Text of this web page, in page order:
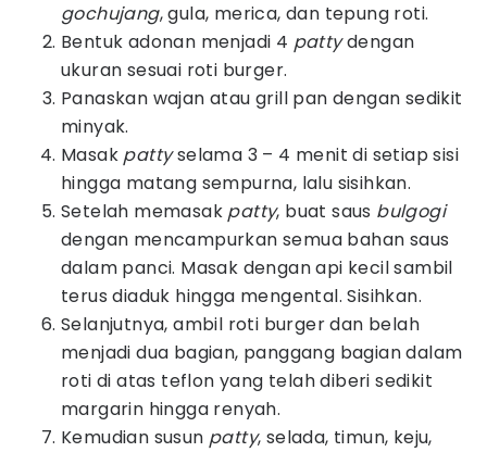
gochujang, gula, merica, dan tepung roti.
Bentuk adonan menjadi 4 pattydengan
ukuran sesuai roti burger.
Panaskan wajan atau grill pan dengan sedikit
minyak.
Masak pattyselama 3 – 4 menit di setiap sisi
hingga matang sempurna, lalu sisihkan.
Setelah memasak patty, buat saus bulgogi
dengan mencampurkan semua bahan saus
dalam panci. Masak dengan api kecil sambil
terus diaduk hingga mengental. Sisihkan.
Selanjutnya, ambil roti burger dan belah
menjadi dua bagian, panggang bagian dalam
roti di atas teflon yang telah diberi sedikit
margarin hingga renyah.
Kemudian susun patty, selada, timun, keju,